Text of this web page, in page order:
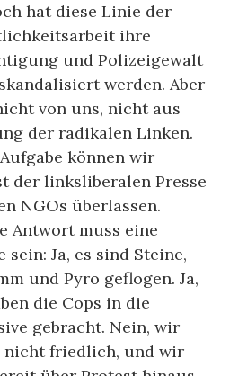
hat diese Linie der
ihre
und Polizeigewalt
werden. Aber
von uns, nicht aus
der radikalen Linken.
können wir
der linksliberalen Presse
NGOs überlassen.
Antwort muss eine
sein: Ja, es sind Steine,
und Pyro geflogen. Ja,
die Cops in die
gebracht. Nein, wir
nicht friedlich, und wir